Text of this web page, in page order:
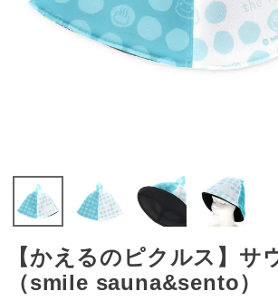
【かえるのピクルス】サ
（smile sauna&sento）